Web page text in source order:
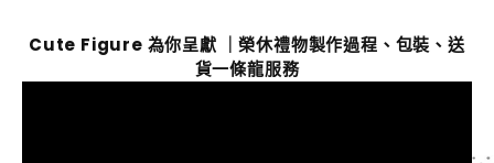
Cute Figure 為你呈獻 ｜榮休禮物製作過程、包裝、送
貨一條龍服務